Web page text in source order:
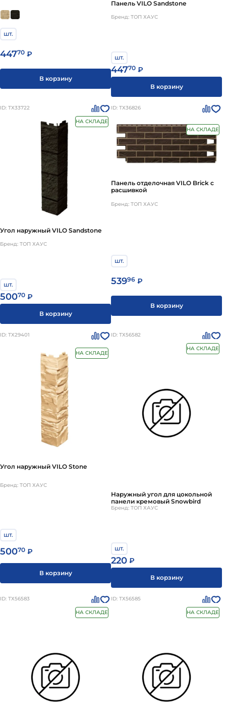
шт.
44770 ₽
В корзину
Панель VILO Sandstone
Бренд: ТОП ХАУС
шт.
44770 ₽
В корзину
ID: ТХ33722
НА СКЛАДЕ
Угол наружный VILO Sandstone
Бренд: ТОП ХАУС
шт.
50070 ₽
В корзину
ID: ТХ36826
НА СКЛАДЕ
Панель отделочная VILO Brick с
расшивкой
Бренд: ТОП ХАУС
шт.
53996 ₽
В корзину
ID: ТХ29401
НА СКЛАДЕ
Угол наружный VILO Stone
Бренд: ТОП ХАУС
шт.
50070 ₽
В корзину
ID: ТХ56582
НА СКЛАДЕ
Наружный угол для цокольной
панели кремовый Snowbird
Бренд: ТОП ХАУС
шт.
220 ₽
В корзину
ID: ТХ56583
НА СКЛАДЕ
ID: ТХ56585
НА СКЛАДЕ